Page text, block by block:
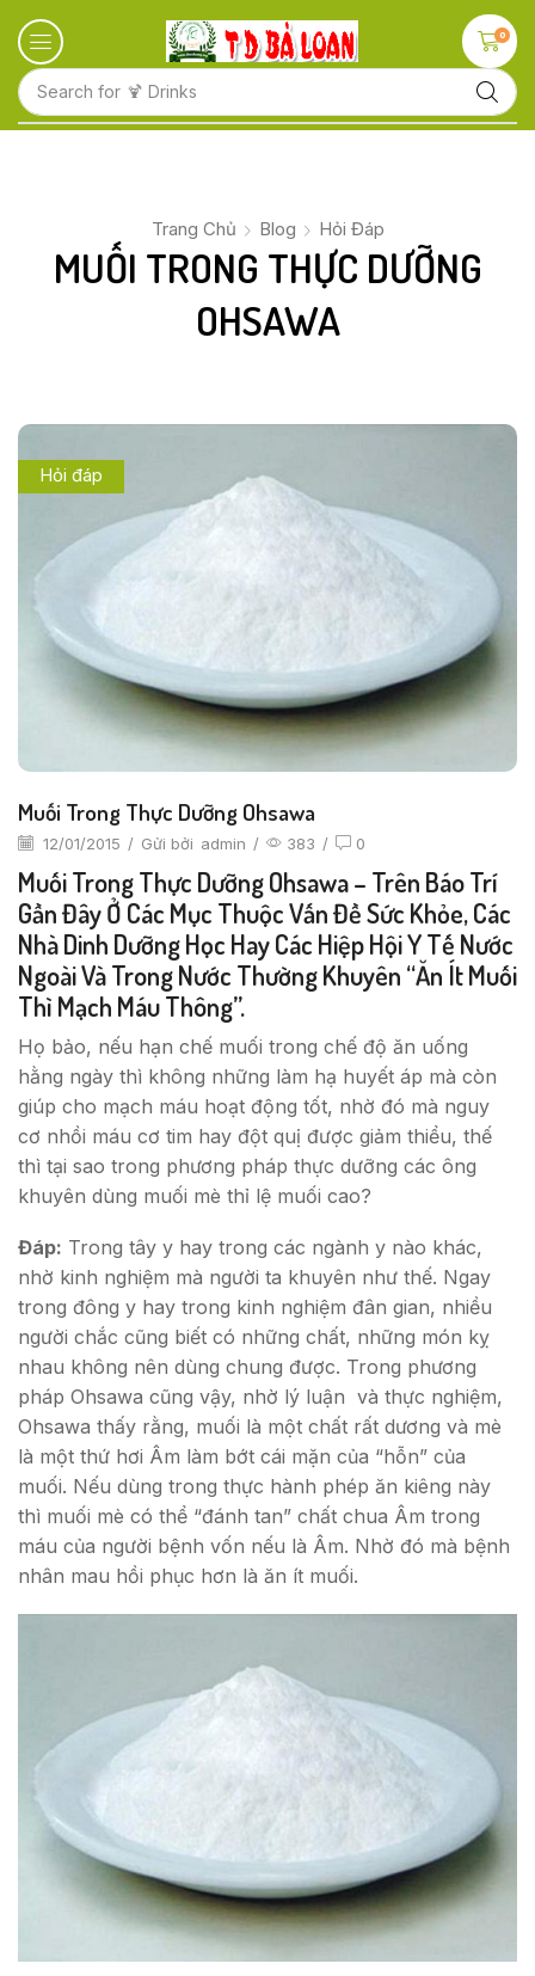
Search for 🍋 Fruits
0
Trang Chủ Blog Hỏi Đáp
MUỐI TRONG THỰC DƯỠNG
OHSAWA
Hỏi đáp
Muối Trong Thực Dưỡng Ohsawa
12/01/2015 / Gửi bởi admin / 383 / 0
Muối Trong Thực Dưỡng Ohsawa – Trên Báo Trí
Gần Đây Ở Các Mục Thuộc Vấn Đề Sức Khỏe, Các
Nhà Dinh Dưỡng Học Hay Các Hiệp Hội Y Tế Nước
Ngoài Và Trong Nước Thường Khuyên “Ăn Ít Muối
Thì Mạch Máu Thông”.
Họ bảo, nếu hạn chế muối trong chế độ ăn uống
hằng ngày thì không những làm hạ huyết áp mà còn
giúp cho mạch máu hoạt động tốt, nhờ đó mà nguy
cơ nhồi máu cơ tim hay đột quị được giảm thiểu, thế
thì tại sao trong phương pháp thực dưỡng các ông
khuyên dùng muối mè thỉ lệ muối cao?
Đáp: Trong tây y hay trong các ngành y nào khác,
nhờ kinh nghiệm mà người ta khuyên như thế. Ngay
trong đông y hay trong kinh nghiệm đân gian, nhiều
người chắc cũng biết có những chất, những món kỵ
nhau không nên dùng chung được. Trong phương
pháp Ohsawa cũng vậy, nhờ lý luận và thực nghiệm,
Ohsawa thấy rằng, muối là một chất rất dương và mè
là một thứ hơi Âm làm bớt cái mặn của “hỗn” của
muối. Nếu dùng trong thực hành phép ăn kiêng này
thì muối mè có thể “đánh tan” chất chua Âm trong
máu của người bệnh vốn nếu là Âm. Nhờ đó mà bệnh
nhân mau hồi phục hơn là ăn ít muối.